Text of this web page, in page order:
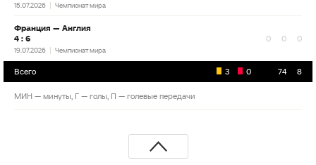
15.07.2026 Чемпионат мира
Франция — Англия
4 : 6
19.07.2026 Чемпионат мира
0 0 0
Всего 3 0 74 8
МИН — минуты, Г — голы, П — голевые передачи